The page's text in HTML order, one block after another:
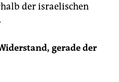
der israelischen
gerade der